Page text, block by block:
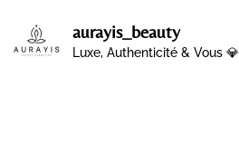
aurayis_beauty
Luxe, Authenticité & Vous 💎